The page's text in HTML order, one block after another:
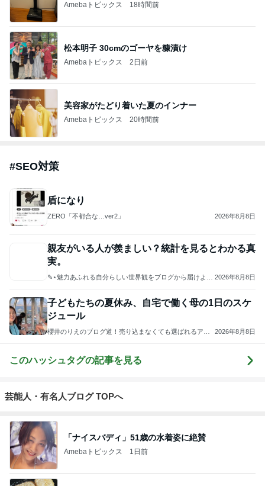
Amebaトピックス 18時間前
松本明子 30cmのゴーヤを糠漬け
Amebaトピックス 2日前
美容家がたどり着いた夏のインナー
Amebaトピックス 20時間前
#SEO対策
盾になり
ZERO「不都合な…ver2」 2026年8月8日
親友がいる人が羨ましい？統計を見るとわかる真
実。
✎⋆魅力あふれる自分らしい世界観をブログから届けよう
2026年8月8日
子どもたちの夏休み、自宅で働く母の1日のスケ
ジュール
櫻井のりえのブログ道！売り込まなくても選ばれるアメ
2026年8月8日
このハッシュタグの記事を見る
芸能人・有名人ブログ TOPへ
「ナイスバディ」51歳の水着姿に絶賛
Amebaトピックス 1日前